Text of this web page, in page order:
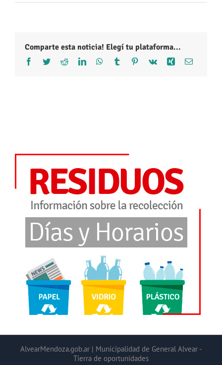
Comparte esta noticia! Elegí tu plataforma...
Facebook
TwitterRedditLinkedInWhatsApp
Tumblr Pinterest
Vk Xing Correo
AlvearMendoza.gob.ar | Municipalidad de General Alvear -
Tierra de oportunidades